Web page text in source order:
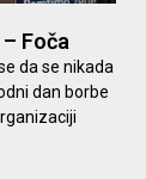
Foča
da se nikada
dan borbe